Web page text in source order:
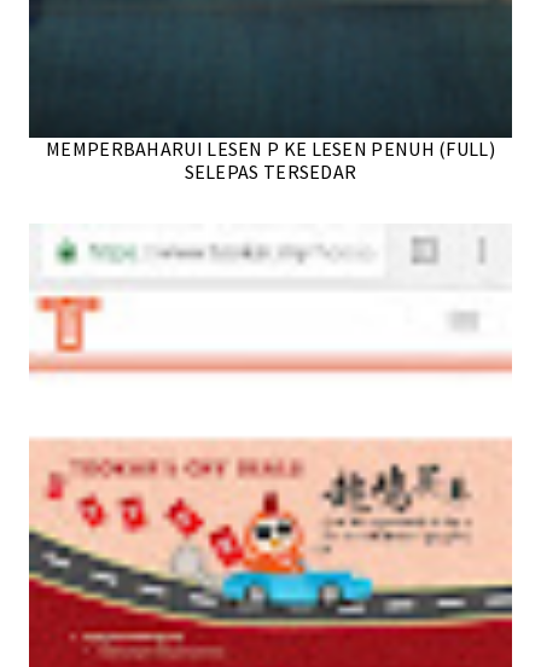
MEMPERBAHARUI LESEN P KE LESEN PENUH (FULL)
SELEPAS TERSEDAR